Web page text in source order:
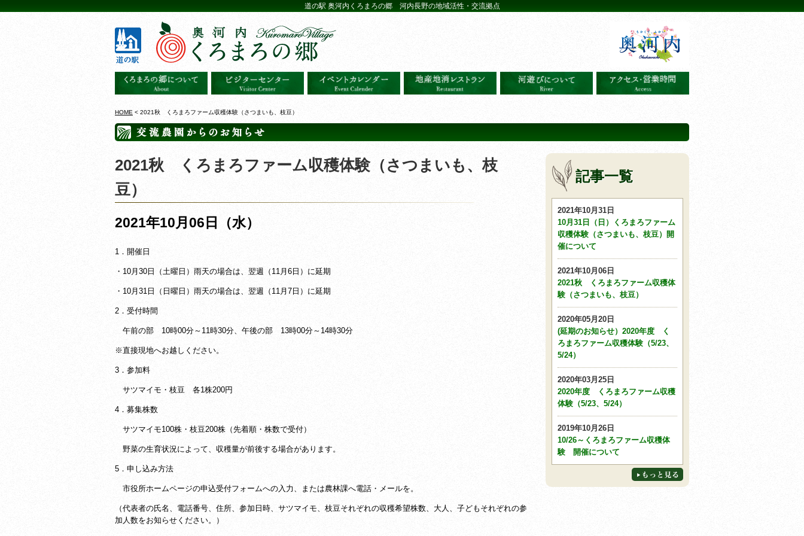
道の駅 奥河内くろまろの郷 河内長野の地域活性・交流拠点
HOME < 2021秋 くろまろファーム収穫体験（さつまいも、枝豆）
2021秋 くろまろファーム収穫体験（さつまいも、枝
豆）
2021年10月06日（水）
1．開催日
・10月30日（土曜日）雨天の場合は、翌週（11月6日）に延期
・10月31日（日曜日）雨天の場合は、翌週（11月7日）に延期
2．受付時間
午前の部 10時00分～11時30分、午後の部 13時00分～14時30分
※直接現地へお越しください。
3．参加料
サツマイモ・枝豆 各1株200円
4．募集株数
サツマイモ100株・枝豆200株（先着順・株数で受付）
野菜の生育状況によって、収穫量が前後する場合があります。
5．申し込み方法
市役所ホームページの申込受付フォームへの入力、または農林課へ電話・メールを。
（代表者の氏名、 電話番号、住所、参加日時、サツマイモ、枝豆それぞれの収穫希望株数、大人、 子どもそれぞれの参
加人数をお知らせください。）
記事一覧
2021年10月31日
10月31日（日）くろまろファーム
収穫体験（さつまいも、枝豆）開
催について
2021年10月06日
2021秋 くろまろファーム収穫体
験（さつまいも、枝豆）
2020年05月20日
(延期のお知らせ）2020年度 く
ろまろファーム収穫体験（5/23、
5/24）
2020年03月25日
2020年度 くろまろファーム収穫
体験（5/23、5/24）
2019年10月26日
10/26～くろまろファーム収穫体
験 開催について